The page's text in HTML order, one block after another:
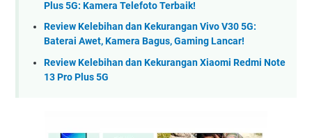
Plus 5G: Kamera Telefoto Terbaik!
Review Kelebihan dan Kekurangan Vivo V30 5G:
Baterai Awet, Kamera Bagus, Gaming Lancar!
Review Kelebihan dan Kekurangan Xiaomi Redmi Note
13 Pro Plus 5G